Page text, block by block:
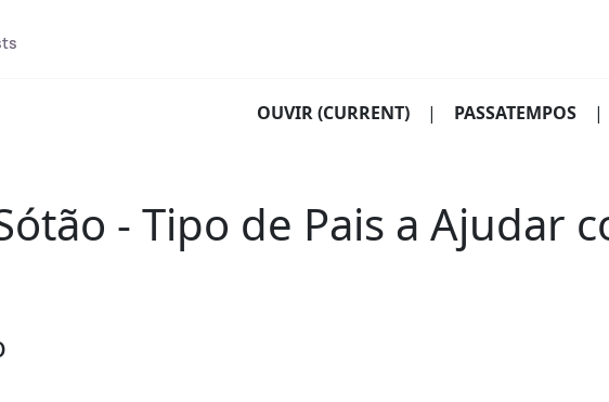
OUVIR(CURRENT) | PASSATEMPOS |
- Tipo de Pais a Ajudar